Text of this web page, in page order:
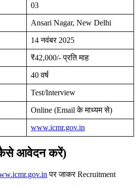
03
Ansari Nagar, New Delhi
14 नवंबर 2025
₹42,000/- प्रति माह
40 वर्ष
Test/Interview
Online (Email के माध्यम से)
www.icmr.gov.in
आवेदन करें)
पर जाकर Recruitment